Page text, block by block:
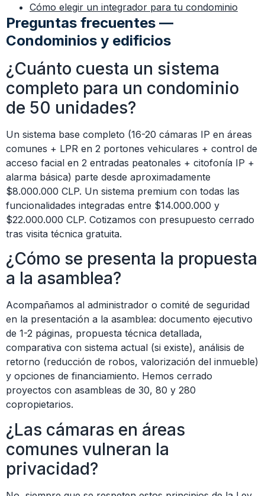
Cómo elegir un integrador para tu condominio
Preguntas frecuentes —
Condominios y edificios
¿Cuánto cuesta un sistema
completo para un condominio
de 50 unidades?
Un sistema base completo (16-20 cámaras IP en áreas
comunes + LPR en 2 portones vehiculares + control de
acceso facial en 2 entradas peatonales + citofonía IP +
alarma básica) parte desde aproximadamente
$8.000.000 CLP. Un sistema premium con todas las
funcionalidades integradas entre $14.000.000 y
$22.000.000 CLP. Cotizamos con presupuesto cerrado
tras visita técnica gratuita.
¿Cómo se presenta la propuesta
a la asamblea?
Acompañamos al administrador o comité de seguridad
en la presentación a la asamblea: documento ejecutivo
de 1-2 páginas, propuesta técnica detallada,
comparativa con sistema actual (si existe), análisis de
retorno (reducción de robos, valorización del inmueble)
y opciones de financiamiento. Hemos cerrado
proyectos con asambleas de 30, 80 y 280
copropietarios.
¿Las cámaras en áreas
comunes vulneran la
privacidad?